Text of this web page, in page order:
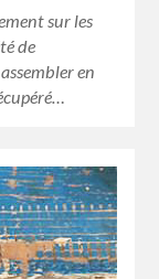
sur les
de
en